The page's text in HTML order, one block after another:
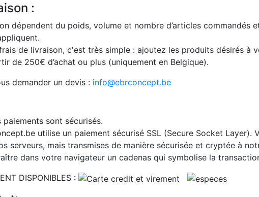
:
dépendent du poids, volume et nombre d’articles
de livraison, c'est très simple : ajoutez les produits désirés à
de 250€ d’achat ou plus (uniquement en Belgique).
demander un devis : info@ebrconcept.be
paiements sont sécurisés.
utilise un paiement sécurisé SSL (Secure Socket Layer).
serveurs, mais transmises de manière sécurisée et cryptée à
dans votre navigateur un cadenas qui symbolise la
DISPONIBLES :